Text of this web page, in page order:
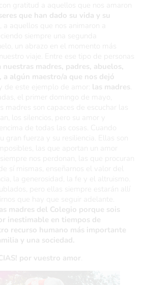
gratitud a aquellos que nos amaron
que han dado su vida y su
, a aquellos que nos animaron a
siempre una segunda
un abrazo en el momento más
viaje. Entre ese tipo de personas
nuestras madres, padres, abuelos,
a algún maestro/a que nos dejó
de este ejemplo de amor: las madres
el primer domingo de mayo,
madres son capaces de escuchar las
los silencios, pero su amor y
de todas las cosas. Cuando
gran fuerza y su resiliencia. Ellas son
las que aportan un amor
nos perdonan, las que procuran
sí mismas, enseñarnos el valor del
la generosidad, la fe y el altruismo.
pero ellas siempre estarán allí
que hay que seguir adelante.
madres del Colegio porque sois
inestimable en tiempos de
recurso humano más importante
y una sociedad.
por vuestro amor